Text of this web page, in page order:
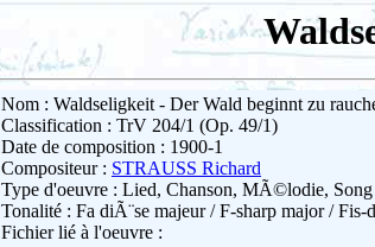
Nom : Waldseligkeit - Der Wald beginnt zu
Classification : TrV 204/1 (Op. 49/1)
Date de composition : 1900-1
Compositeur : STRAUSS Richard
Type d'oeuvre : Lied, Chanson, MÃ©lodie, Song
Tonalité : Fa diÃ¨se majeur / F-sharp major / Fis-
Fichier lié à l'oeuvre :